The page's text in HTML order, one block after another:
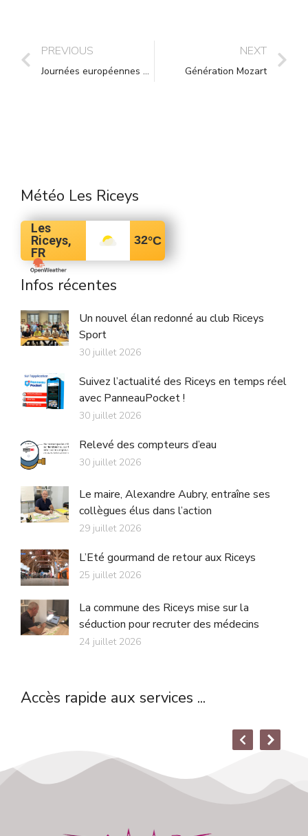
PREVIOUS
Journées européennes du patrimoine 18 et 19 septembre
NEXT
Génération Mozart
Météo Les Riceys
Les
Riceys,
FR
32°C
Infos récentes
Un nouvel élan redonné au club Riceys
Sport
30 juillet 2026
Suivez l’actualité des Riceys en temps réel
avec PanneauPocket !
30 juillet 2026
Relevé des compteurs d’eau
30 juillet 2026
Le maire, Alexandre Aubry, entraîne ses
collègues élus dans l’action
29 juillet 2026
L’Eté gourmand de retour aux Riceys
25 juillet 2026
La commune des Riceys mise sur la
séduction pour recruter des médecins
24 juillet 2026
Accès rapide aux services ...